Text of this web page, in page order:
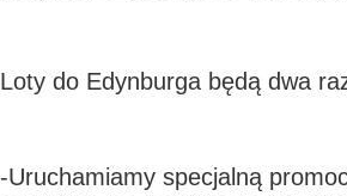
Loty do Edynburga będą dwa
-Uruchamiamy specjalną